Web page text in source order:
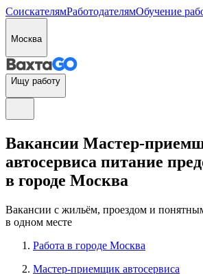
СоискателямРаботодателямОбучение
Москва
Ищу работу
Вакансии Мастер-
автосервиса питание
в городе Москва
Вакансии с жильём, проездом и
в одном месте
Работа в городе Москва
Мастер-приемщик автосервиса